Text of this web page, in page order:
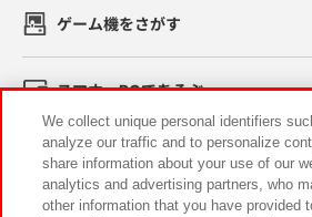
ゲーム機をさがす
スマホ・PCであそぶ
イベント・キャンペーン
We collect unique personal identifiers
analyze our traffic and to personalize
share information about your use of our
analytics and advertising partners, who
other information that you have provided